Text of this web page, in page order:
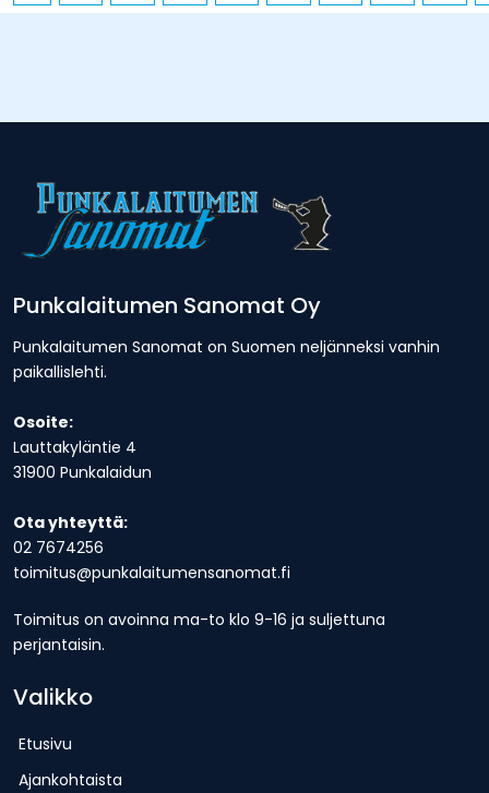
Punkalaitumen Sanomat Oy
Punkalaitumen Sanomat on Suomen neljänneksi vanhin
paikallislehti.
Osoite:
Lauttakyläntie 4
31900 Punkalaidun
Ota yhteyttä:
02 7674256
toimitus@punkalaitumensanomat.fi
Toimitus on avoinna ma-to klo 9-16 ja suljettuna
perjantaisin.
Valikko
Etusivu
Ajankohtaista